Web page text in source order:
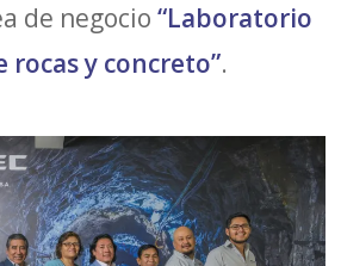
de negocio“Laboratorio
rocas y concreto”.